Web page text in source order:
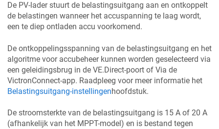
De PV-lader stuurt de belastingsuitgang aan en ontkoppelt
de belastingen wanneer het accuspanning te laag wordt,
een te diep ontladen accu voorkomend.
De ontkoppelingsspanning van de belastingsuitgang en het
algoritme voor accubeheer kunnen worden geselecteerd via
een geleidingsbrug in de VE.Direct-poort of Via de
VictronConnect-app. Raadpleeg voor meer informatie het
Belastingsuitgang-instellingenhoofdstuk.
De stroomsterkte van de belastingsuitgang is 15 A of 20 A
(afhankelijk van het MPPT-model) en is bestand tegen